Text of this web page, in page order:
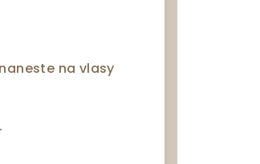
na vlasy